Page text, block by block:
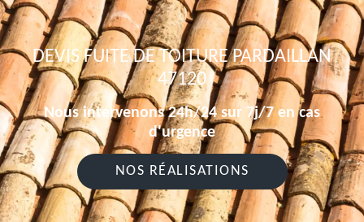
DEVIS FUITE DE TOITURE PARDAILLAN
47120
Nous intervenons 24h/24 sur 7j/7 en cas
d'urgence
NOS RÉALISATIONS